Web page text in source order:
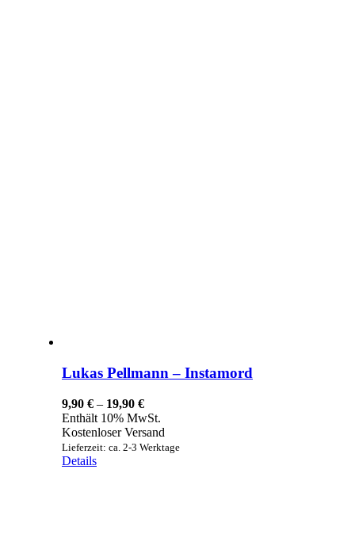
Lukas Pellmann – Instamord
9,90 € – 19,90 €Preisspanne:
9,90 €
bis
19,90 €
Enthält 10% MwSt.
Kostenloser Versand
Lieferzeit: ca. 2-3 Werktage
Details